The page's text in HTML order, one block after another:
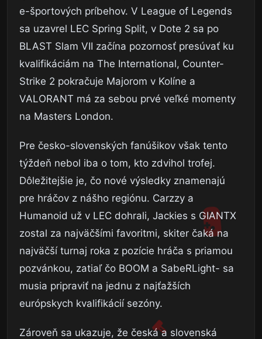
e-športových príbehov. V League of Legends
sa uzavrel LEC Spring Split, v Dote 2 sa po
BLAST Slam VII začína pozornosť presúvať ku
kvalifikáciám na The International, Counter-
Strike 2 pokračuje Majorom v Kolíne a
VALORANT má za sebou prvé veľké momenty
na Masters London.
Pre česko-slovenských fanúšikov však tento
týždeň nebol iba o tom, kto zdvihol trofej.
Dôležitejšie je, čo nové výsledky znamenajú
pre hráčov z nášho regiónu. Carzzy a
Humanoid už v LEC dohrali, Jackies s GIANTX
zostal za najväčšími favoritmi, skiter čaká na
najväčší turnaj roka z pozície hráča s priamou
pozvánkou, zatiaľ čo BOOM a SabeRLight- sa
musia pripraviť na jednu z najťažších
európskych kvalifikácií sezóny.
Zároveň sa ukazuje, že česká a slovenská